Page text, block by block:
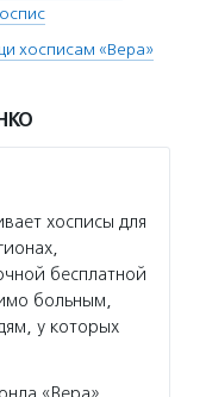
хосписам «Вера»
хосписы для
бесплатной
больным,
у которых